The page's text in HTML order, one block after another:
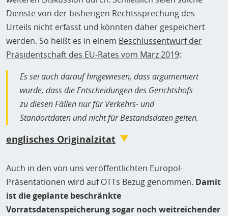
Dienste von der bisherigen Rechtssprechung des
Urteils nicht erfasst und könnten daher gespeichert
werden. So heißt es in einem Beschlussentwurf der
Präsidentschaft des EU-Rates vom März 2019:
Es sei auch darauf hingewiesen, dass argumentiert
wurde, dass die Entscheidungen des Gerichtshofs
zu diesen Fällen nur für Verkehrs- und
Standortdaten und nicht für Bestandsdaten gelten.
englisches Originalzitat
the findings of the Court in those cases apply only
to traffic and location data, and not to subscriber
data.
Auch in den von uns veröffentlichten Europol-
Präsentationen wird auf OTTs Bezug genommen. Damit
ist die geplante beschränkte
Vorratsdatenspeicherung sogar noch weitreichender